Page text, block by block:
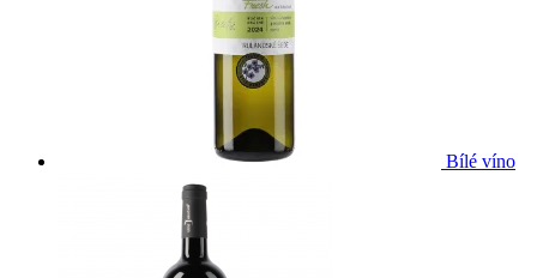
Bílé víno